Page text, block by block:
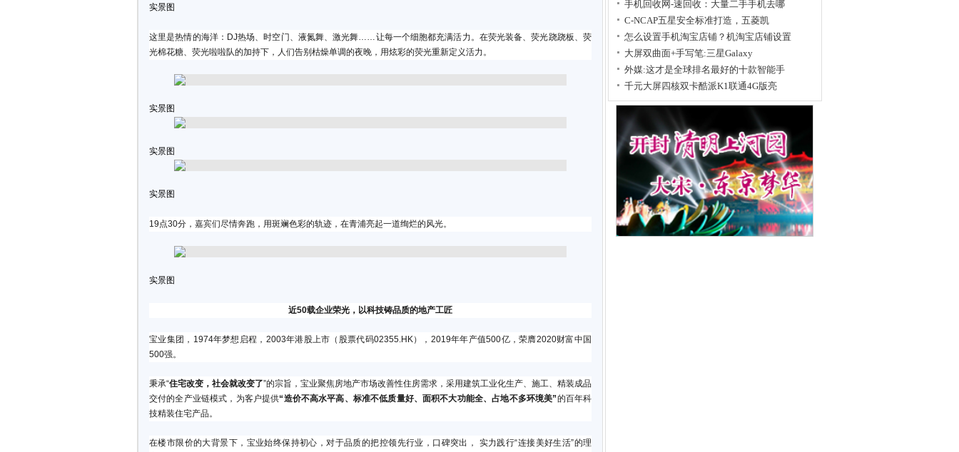
实景图
这里是热情的海洋：DJ热场、时空门、液氮舞、激光舞……让每一个细胞都充满活力。在荧光装备、荧光跷跷板、荧
光棉花糖、荧光啦啦队的加持下，人们告别枯燥单调的夜晚，用炫彩的荧光重新定义活力。
实景图
实景图
实景图
19点30分，嘉宾们尽情奔跑，用斑斓色彩的轨迹，在青浦亮起一道绚烂的风光。
实景图
近50载企业荣光，以科技铸品质的地产工匠
宝业集团，1974年梦想启程，2003年港股上市（股票代码02355.HK），2019年年产值500亿，荣膺2020财富中国
500强。
秉承“住宅改变，社会就改变了”的宗旨，宝业聚焦房地产市场改善性住房需求，采用建筑工业化生产、施工、精装成品
交付的全产业链模式，为客户提供“造价不高水平高、标准不低质量好、面积不大功能全、占地不多环境美”的百年科
技精装住宅产品。
在楼市限价的大背景下，宝业始终保持初心，对于品质的把控领先行业，口碑突出， 实力践行“连接美好生活”的理
手机回收网-速回收：大量二手手机去哪
C-NCAP五星安全标准打造，五菱凯
怎么设置手机淘宝店铺？机淘宝店铺设置
大屏双曲面+手写笔:三星Galaxy
外媒:这才是全球排名最好的十款智能手
千元大屏四核双卡酷派K1联通4G版亮